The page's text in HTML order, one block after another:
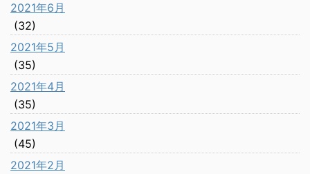
2021年6月
(32)
2021年5月
(35)
2021年4月
(35)
2021年3月
(45)
2021年2月